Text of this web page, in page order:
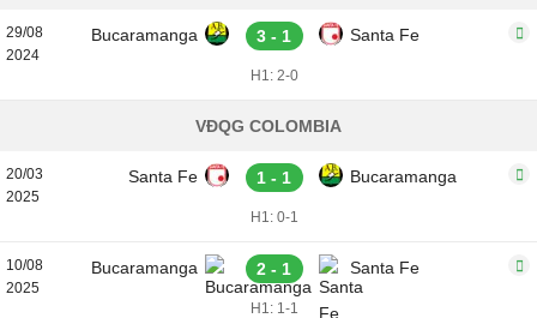
29/08
2024
Bucaramanga 3 - 1 Santa Fe
H1: 2-0
VĐQG COLOMBIA
20/03
2025
Santa Fe 1 - 1 Bucaramanga
H1: 0-1
10/08
2025
Bucaramanga 2 - 1 Santa Fe
H1: 1-1